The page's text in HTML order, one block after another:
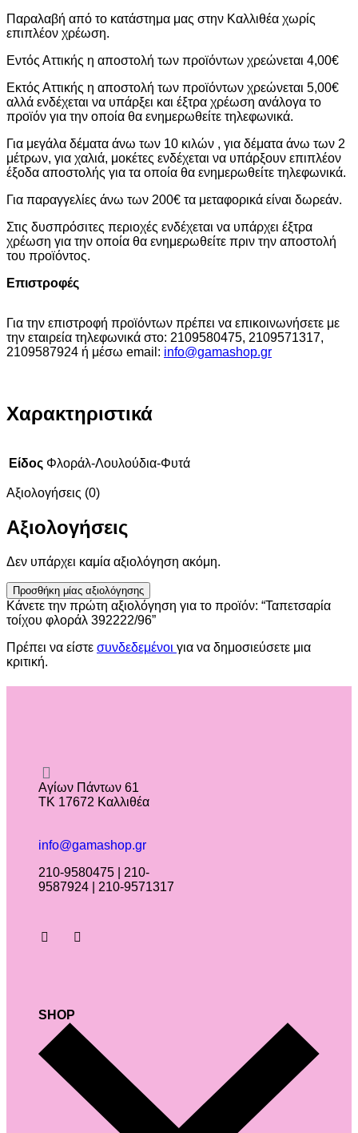
Παραλαβή από το κατάστημα μας στην Καλλιθέα χωρίς
επιπλέον χρέωση.
Εντός Αττικής η αποστολή των προϊόντων χρεώνεται 4,00€
Εκτός Αττικής η αποστολή των προϊόντων χρεώνεται 5,00€
αλλά ενδέχεται να υπάρξει και έξτρα χρέωση ανάλογα το
προϊόν για την οποία θα ενημερωθείτε τηλεφωνικά.
Για μεγάλα δέματα άνω των 10 κιλών , για δέματα άνω των 2
μέτρων, για χαλιά, μοκέτες ενδέχεται να υπάρξουν επιπλέον
έξοδα αποστολής για τα οποία θα ενημερωθείτε τηλεφωνικά.
Για παραγγελίες άνω των 200€ τα μεταφορικά είναι δωρεάν.
Στις δυσπρόσιτες περιοχές ενδέχεται να υπάρχει έξτρα
χρέωση για την οποία θα ενημερωθείτε πριν την αποστολή
του προϊόντος.
Επιστροφές
Για την επιστροφή προϊόντων πρέπει να επικοινωνήσετε με
την εταιρεία τηλεφωνικά στο: 2109580475, 2109571317,
2109587924 ή μέσω email: info@gamashop.gr
Χαρακτηριστικά
Είδος Φλοράλ-Λουλούδια-Φυτά
Αξιολογήσεις (0)
Αξιολογήσεις
Δεν υπάρχει καμία αξιολόγηση ακόμη.
Προσθήκη μίας αξιολόγησης
Κάνετε την πρώτη αξιολόγηση για το προϊόν: “Ταπετσαρία
τοίχου φλοράλ 392222/96”
Πρέπει να είστε συνδεδεμένοι για να δημοσιεύσετε μια
κριτική.
Αγίων Πάντων 61
ΤΚ 17672 Καλλιθέα
info@gamashop.gr
210-9580475 | 210-
9587924 | 210-9571317
SHOP